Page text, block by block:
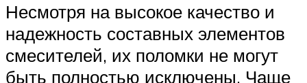
Несмотря на высокое качество и
надежность составных элементов
смесителей, их поломки не могут
быть полностью исключены. Чаще